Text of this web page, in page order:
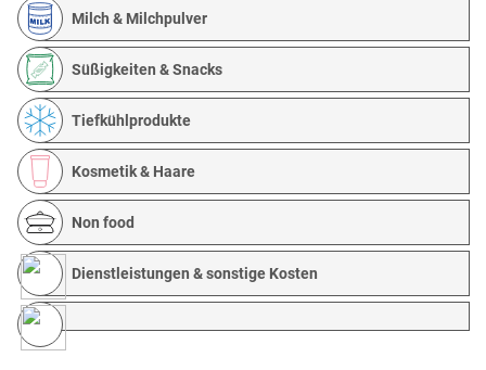
Milch & Milchpulver
Süßigkeiten & Snacks
Tiefkühlprodukte
Kosmetik & Haare
Non food
Dienstleistungen & sonstige Kosten